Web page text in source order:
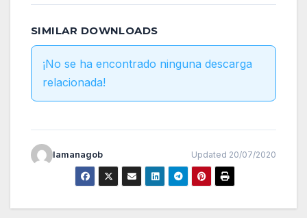
SIMILAR DOWNLOADS
¡No se ha encontrado ninguna descarga
relacionada!
lamanagob Updated 20/07/2020